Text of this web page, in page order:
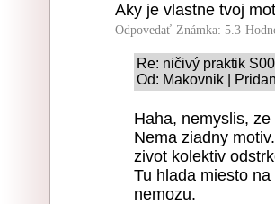
Aky je vlastne tvoj
Odpovedať Známka: 5.3
Re: ničivý praktik
Od: Makovnik |
Haha, nemyslis,
Nema ziadny
zivot kolektiv
Tu hlada miesto
nemozu.